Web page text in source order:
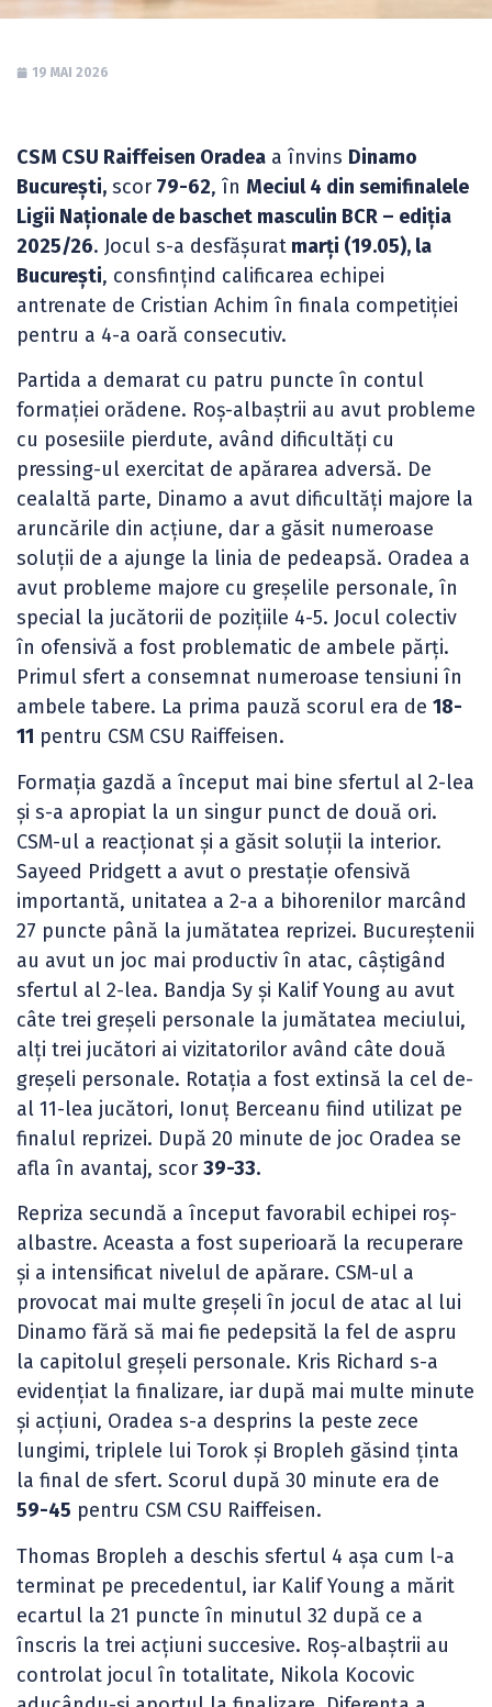
19 MAI 2026
CSM CSU Raiffeisen Oradea a învins Dinamo
București, scor 79-62, în Meciul 4 din semifinalele
Ligii Naționale de baschet masculin BCR – ediția
2025/26. Jocul s-a desfășurat marți (19.05), la
București, consfințind calificarea echipei
antrenate de Cristian Achim în finala competiției
pentru a 4-a oară consecutiv.
Partida a demarat cu patru puncte în contul
formației orădene. Roș-albaștrii au avut probleme
cu posesiile pierdute, având dificultăți cu
pressing-ul exercitat de apărarea adversă. De
cealaltă parte, Dinamo a avut dificultăți majore la
aruncările din acțiune, dar a găsit numeroase
soluții de a ajunge la linia de pedeapsă. Oradea a
avut probleme majore cu greșelile personale, în
special la jucătorii de pozițiile 4-5. Jocul colectiv
în ofensivă a fost problematic de ambele părți.
Primul sfert a consemnat numeroase tensiuni în
ambele tabere. La prima pauză scorul era de 18-
11 pentru CSM CSU Raiffeisen.
Formația gazdă a început mai bine sfertul al 2-lea
și s-a apropiat la un singur punct de două ori.
CSM-ul a reacționat și a găsit soluții la interior.
Sayeed Pridgett a avut o prestație ofensivă
importantă, unitatea a 2-a a bihorenilor marcând
27 puncte până la jumătatea reprizei. Bucureștenii
au avut un joc mai productiv în atac, câștigând
sfertul al 2-lea. Bandja Sy și Kalif Young au avut
câte trei greșeli personale la jumătatea meciului,
alți trei jucători ai vizitatorilor având câte două
greșeli personale. Rotația a fost extinsă la cel de-
al 11-lea jucători, Ionuț Berceanu fiind utilizat pe
finalul reprizei. După 20 minute de joc Oradea se
afla în avantaj, scor 39-33.
Repriza secundă a început favorabil echipei roș-
albastre. Aceasta a fost superioară la recuperare
și a intensificat nivelul de apărare. CSM-ul a
provocat mai multe greșeli în jocul de atac al lui
Dinamo fără să mai fie pedepsită la fel de aspru
la capitolul greșeli personale. Kris Richard s-a
evidențiat la finalizare, iar după mai multe minute
și acțiuni, Oradea s-a desprins la peste zece
lungimi, triplele lui Torok și Bropleh găsind ținta
la final de sfert. Scorul după 30 minute era de
59-45 pentru CSM CSU Raiffeisen.
Thomas Bropleh a deschis sfertul 4 așa cum l-a
terminat pe precedentul, iar Kalif Young a mărit
ecartul la 21 puncte în minutul 32 după ce a
înscris la trei acțiuni succesive. Roș-albaștrii au
controlat jocul în totalitate, Nikola Kocovic